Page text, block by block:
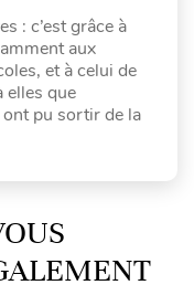
: c’est grâce à
aux
et à celui de
elles que
ont pu sortir de la